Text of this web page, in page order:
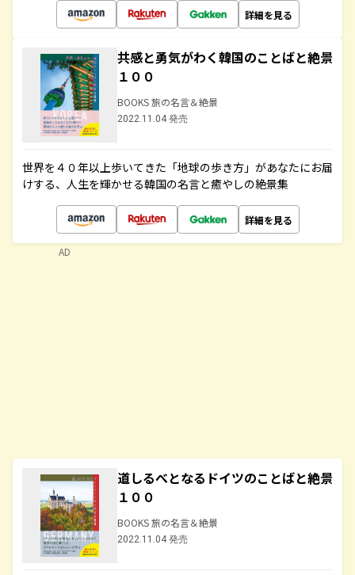
詳細を見る
共感と勇気がわく韓国のことばと絶景
１００
BOOKS 旅の名言＆絶景
2022.11.04 発売
世界を４０年以上歩いてきた「地球の歩き方」があなたにお届
けする、人生を輝かせる韓国の名言と癒やしの絶景集
詳細を見る
道しるべとなるドイツのことばと絶景
１００
BOOKS 旅の名言＆絶景
2022.11.04 発売
AD